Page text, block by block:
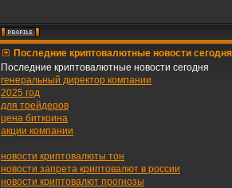
Последние криптовалютные новости сегодня
Последние криптовалютные новости сегодня
генеральный директор компании
2025 год
для трейдеров
цена биткоина
акции компании
новости криптовалюты тон
новости запрета криптовалют в россии
новости криптовалют прогнозы